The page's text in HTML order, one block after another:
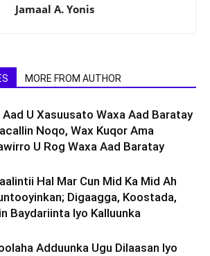
Jamaal A. Yonis
MORE FROM AUTHOR
Aad U Xasuusato Waxa Aad Baratay
Noqo, Wax Kuqor Ama
U Rog Waxa Aad Baratay
Hal Mar Cun Mid Ka Mid Ah
Digaagga, Koostada,
Baydariinta Iyo Kalluunka
Adduunka Ugu Dilaasan Iyo